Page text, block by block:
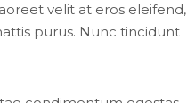
velit at eros eleifend,
purus. Nunc tincidunt